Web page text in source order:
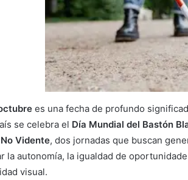
es una fecha de profundo
se celebra el Día Mundial del Bastón
Vidente, dos jornadas que buscan
la autonomía, la igualdad de
visual.